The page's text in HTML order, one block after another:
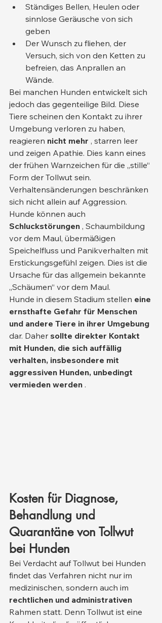
Ständiges Bellen, Heulen oder
sinnlose Geräusche von sich
geben
Der Wunsch zu fliehen, der
Versuch, sich von den Ketten zu
befreien, das Anprallen an
Wände.
Bei manchen Hunden entwickelt sich
jedoch das gegenteilige Bild. Diese
Tiere scheinen den Kontakt zu ihrer
Umgebung verloren zu haben,
reagieren nicht mehr , starren leer
und zeigen Apathie. Dies kann eines
der frühen Warnzeichen für die „stille“
Form der Tollwut sein.
Verhaltensänderungen beschränken
sich nicht allein auf Aggression.
Hunde können auch
Schluckstörungen , Schaumbildung
vor dem Maul, übermäßigen
Speichelfluss und Panikverhalten mit
Erstickungsgefühl zeigen. Dies ist die
Ursache für das allgemein bekannte
„Schäumen“ vor dem Maul.
Hunde in diesem Stadium stellen eine
ernsthafte Gefahr für Menschen
und andere Tiere in ihrer Umgebung
dar. Daher sollte direkter Kontakt
mit Hunden, die sich auffällig
verhalten, insbesondere mit
aggressiven Hunden, unbedingt
vermieden werden .
Kosten für Diagnose,
Behandlung und
Quarantäne von Tollwut
bei Hunden
Bei Verdacht auf Tollwut bei Hunden
findet das Verfahren nicht nur im
medizinischen, sondern auch im
rechtlichen und administrativen
Rahmen statt. Denn Tollwut ist eine